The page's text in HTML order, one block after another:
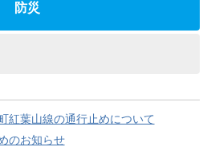
防災
紅葉山線の通行止めについて
のお知らせ